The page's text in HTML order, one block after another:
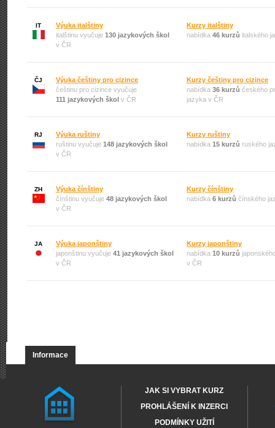
IT
Výuka italštiny
italštinu vyučuje 130 jazykových škol
v ČR
Kurzy italštiny
nabídka 46 kurzů italského
ČJ
Výuka češtiny pro cizince
češtinu pro cizince vyučuje
111 jazykových škol v ČR
Kurzy češtiny pro cizince
nabídka 36 kurzů českého
jazyka v ČR
RJ
Výuka ruštiny
ruštinu vyučuje 148 jazykových škol
v ČR
Kurzy ruštiny
nabídka 15 kurzů ruského
ZH
Výuka čínštiny
čínštinu vyučuje 48 jazykových škol
v ČR
Kurzy čínštiny
nabídka 6 kurzů čínského
JA
Výuka japonštiny
japonštinu vyučuje 41 jazykových škol
v ČR
Kurzy japonštiny
nabídka 10 kurzů
v ČR
Informace
JAK SI VYBRAT KURZ
PROHLÁŠENÍ K INZERCI
PODMÍNKY UŽITÍ